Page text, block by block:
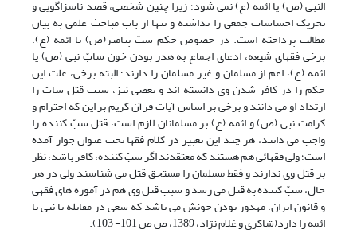
النبی (ص) یا ائمه (ع) نمی شود؛ زیرا چنین شخصی، قصد ناسزاگویی و
تحریک احساسات جمعی را نداشته و تنها از باب مباحث علمی به بیان
مطالب پرداخته است. در خصوص حکم سبّ پیامبر(ص) یا ائمه (ع)،
برخی فقهای شیعه، ادعای اجماع به هدر بودن خون سابّ نبی (ص) یا
ائمه (ع)، اعم از مسلمان و غیر مسلمان را دارند؛ البته برخی، علت این
حکم را در کافر شدن وی دانسته اند و بعضی نیز، سبب قتل سابّ را
ارتداد او می دانند و برخی بر اساس آیات قرآن کریم بر این که احترام و
کرامت نبی (ص) و ائمه (ع) بر مسلمانان لازم است، قتل سبّ کننده را
واجب می دانند، هر چند این تعبیر در کلام فقها تحت عنوان جواز آمده
است؛ ولی فقهائی هم هستند که معتقدند اگر سبّ کننده، کافر باشد، نظر
بر قتل وی ندارند و فقط مسلمان را مستحق قتل می شناسند ولی در هر
حال، سبّ کننده به قتل می رسد و سبب قتل وی هم در آموزه های فقهی
و قانون ایران، مهدور بودن خونش می باشد که سعی در مقابله با نبی یا
ائمه را دارد(شاکری و غلام نژاد، 1389، ص ص 101- 103).